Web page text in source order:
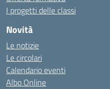
I progetti delle classi
Novità
Le notizie
Le circolari
Calendario eventi
Albo Online